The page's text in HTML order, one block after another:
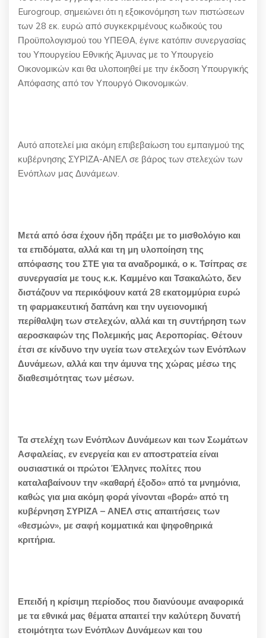
Eurogroup, σημειώνει ότι η εξοικονόμηση των πιστώσεων
των 28 εκ. ευρώ από συγκεκριμένους κωδικούς του
Προϋπολογισμού του ΥΠΕΘΑ, έγινε κατόπιν συνεργασίας
του Υπουργείου Εθνικής Άμυνας με το Υπουργείο
Οικονομικών και θα υλοποιηθεί με την έκδοση Υπουργικής
Απόφασης από τον Υπουργό Οικονομικών.
Αυτό αποτελεί μια ακόμη επιβεβαίωση του εμπαιγμού της
κυβέρνησης ΣΥΡΙΖΑ-ΑΝΕΛ σε βάρος των στελεχών των
Ενόπλων μας Δυνάμεων.
Μετά από όσα έχουν ήδη πράξει με το μισθολόγιο και
τα επιδόματα, αλλά και τη μη υλοποίηση της
απόφασης του ΣΤΕ για τα αναδρομικά, ο κ. Τσίπρας σε
συνεργασία με τους κ.κ. Καμμένο και Τσακαλώτο, δεν
διστάζουν να περικόψουν κατά 28 εκατομμύρια ευρώ
τη φαρμακευτική δαπάνη και την υγειονομική
περίθαλψη των στελεχών, αλλά και τη συντήρηση των
αεροσκαφών της Πολεμικής μας Αεροπορίας. Θέτουν
έτσι σε κίνδυνο την υγεία των στελεχών των Ενόπλων
Δυνάμεων, αλλά και την άμυνα της χώρας μέσω της
διαθεσιμότητας των μέσων.
Τα στελέχη των Ενόπλων Δυνάμεων και των Σωμάτων
Ασφαλείας, εν ενεργεία και εν αποστρατεία είναι
ουσιαστικά οι πρώτοι Έλληνες πολίτες που
καταλαβαίνουν την «καθαρή έξοδο» από τα μνημόνια,
καθώς για μια ακόμη φορά γίνονται «βορά» από τη
κυβέρνηση ΣΥΡΙΖΑ – ΑΝΕΛ στις απαιτήσεις των
«θεσμών», με σαφή κομματικά και ψηφοθηρικά
κριτήρια.
Επειδή η κρίσιμη περίοδος που διανύουμε αναφορικά
με τα εθνικά μας θέματα απαιτεί την καλύτερη δυνατή
ετοιμότητα των Ενόπλων Δυνάμεων και του